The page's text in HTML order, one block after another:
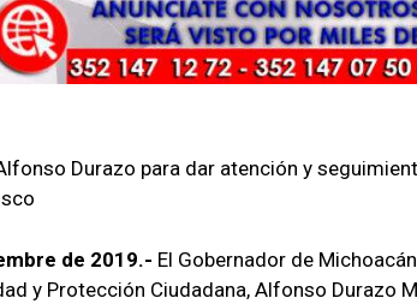
Durazo para dar atención y
de 2019.- El Gobernador de
y Protección Ciudadana, Alfonso Durazo